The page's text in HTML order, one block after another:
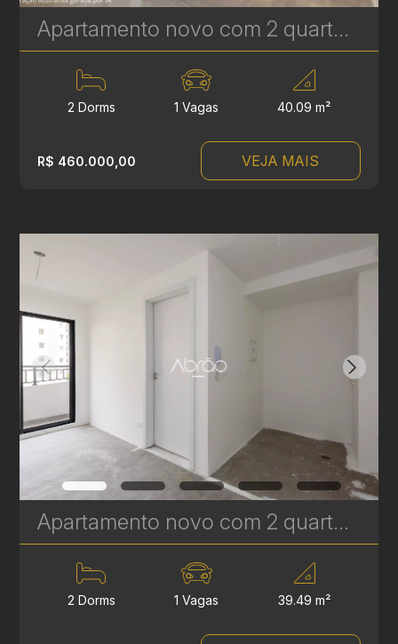
Apartamento novo com 2 quartos à Venda no Vila Izabel - 40 m² | Ref 414
2 Dorms 1 Vagas 40.09 m²
R$ 460.000,00 VEJA MAIS
Apartamento novo com 2 quartos à Venda no Vila Izabel - 39 m² | Ref 415
2 Dorms 1 Vagas 39.49 m²